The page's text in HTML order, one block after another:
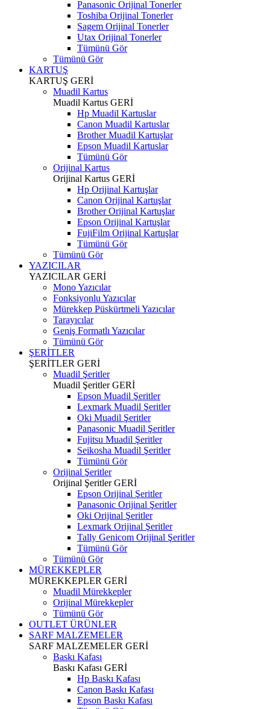
Panasonic Orijinal Tonerler
Toshiba Orijinal Tonerler
Sagem Orijinal Tonerler
Utax Orijinal Tonerler
Tümünü Gör
Tümünü Gör
KARTUŞ
KARTUŞ GERİ
Muadil Kartus
Muadil Kartus GERİ
Hp Muadil Kartuslar
Canon Muadil Kartuslar
Brother Muadil Kartuşlar
Epson Muadil Kartuslar
Tümünü Gör
Orijinal Kartus
Orijinal Kartus GERİ
Hp Orijinal Kartuşlar
Canon Orijinal Kartuşlar
Brother Orijinal Kartuşlar
Epson Orijinal Kartuşlar
FujiFilm Orijinal Kartuşlar
Tümünü Gör
Tümünü Gör
YAZICILAR
YAZICILAR GERİ
Mono Yazıcılar
Fonksiyonlu Yazıcılar
Mürekkep Püskürtmeli Yazıcılar
Tarayıcılar
Geniş Formatlı Yazıcılar
Tümünü Gör
ŞERİTLER
ŞERİTLER GERİ
Muadil Şeritler
Muadil ŞeritlerGERİ
Epson Muadil Şeritler
Lexmark Muadil Şeritler
Oki Muadil Şeritler
Panasonic Muadil Şeritler
Fujitsu Muadil Şeritler
Seikosha Muadil Şeritler
Tümünü Gör
Orijinal Şeritler
Orijinal ŞeritlerGERİ
Epson Orijinal Şeritler
Panasonic Orijinal Şeritler
Oki Orijinal Şeritler
Lexmark Orijinal Şeritler
Tally Genicom Orijinal Şeritler
Tümünü Gör
Tümünü Gör
MÜREKKEPLER
MÜREKKEPLER GERİ
Muadil Mürekkepler
Orijinal Mürekkepler
Tümünü Gör
OUTLET ÜRÜNLER
SARF MALZEMELER
SARF MALZEMELER GERİ
Baskı Kafası
Baskı Kafası GERİ
Hp Baskı Kafası
Canon Baskı Kafası
Epson Baskı Kafası